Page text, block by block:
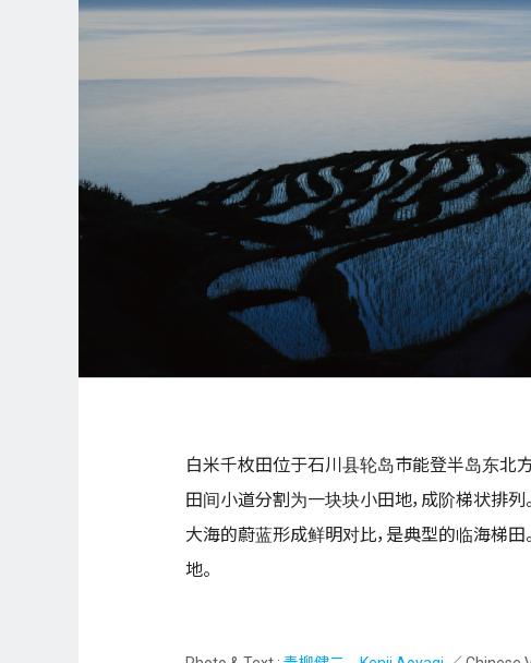
白米千枚田位于石川县轮岛市能登半岛东北
田间小道分割为一块块小田地，成阶梯状排
大海的蔚蓝形成鲜明对比，是典型的临海梯
地。